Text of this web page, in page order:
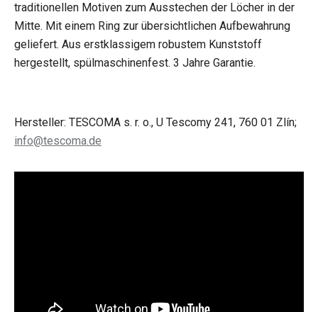
traditionellen Motiven zum Ausstechen der Löcher in der
Mitte. Mit einem Ring zur übersichtlichen Aufbewahrung
geliefert. Aus erstklassigem robustem Kunststoff
hergestellt, spülmaschinenfest. 3 Jahre Garantie.
Hersteller: TESCOMA s. r. o., U Tescomy 241, 760 01 Zlín;
info@tescoma.de